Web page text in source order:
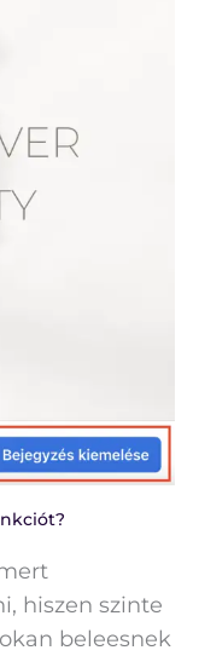
hiszen szinte
beleesnek